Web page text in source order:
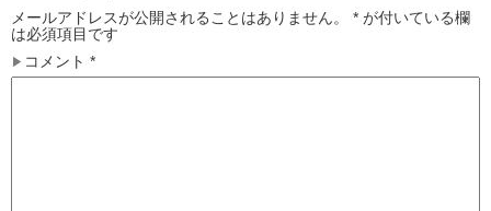
メールアドレスが公開されることはありません。
* が付いている欄
は必須項目です
コメント *